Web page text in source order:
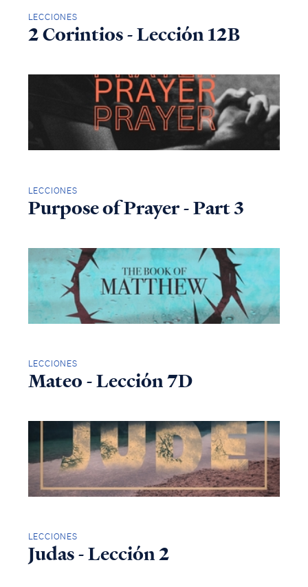
LECCIONES
2 Corintios - Lección 12B
LECCIONES
Purpose of Prayer - Part 3
LECCIONES
Mateo - Lección 7D
LECCIONES
Judas - Lección 2